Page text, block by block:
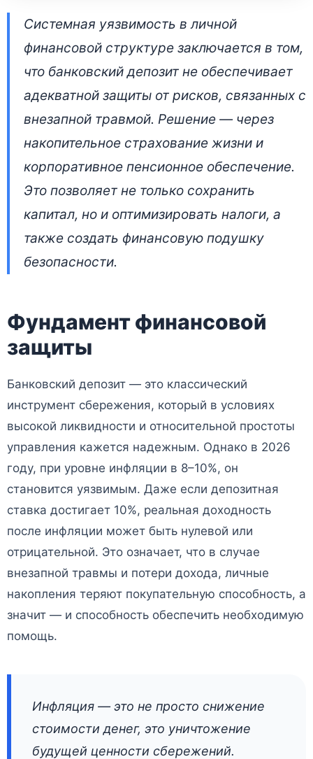
Как накопительное
страхование жизни
защищает от
финансовых рисков в
Беларуси
2 июля 2026 • 👁 3 662 прочтений
Системная уязвимость в личной
финансовой структуре заключается в том,
что банковский депозит не обеспечивает
адекватной защиты от рисков, связанных с
внезапной травмой. Решение — через
накопительное страхование жизни и
корпоративное пенсионное обеспечение.
Это позволяет не только сохранить
капитал, но и оптимизировать налоги, а
также создать финансовую подушку
безопасности.
Фундамент финансовой
защиты
Банковский депозит — это классический
инструмент сбережения, который в условиях
высокой ликвидности и относительной простоты
управления кажется надежным. Однако в 2026
году, при уровне инфляции в 8–10%, он
становится уязвимым. Даже если депозитная
ставка достигает 10%, реальная доходность
после инфляции может быть нулевой или
отрицательной. Это означает, что в случае
внезапной травмы и потери дохода, личные
накопления теряют покупательную способность, а
значит — и способность обеспечить необходимую
помощь.
Инфляция — это не просто снижение
стоимости денег, это уничтожение
будущей ценности сбережений.